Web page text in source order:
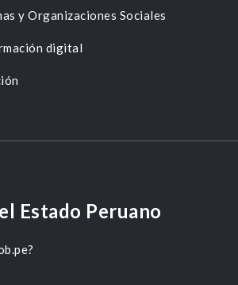
y Organizaciones Sociales
digital
Estado Peruano